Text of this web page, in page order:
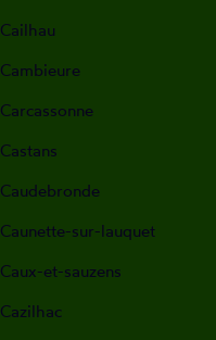
Cailhau
Cambieure
Carcassonne
Castans
Caudebronde
Caunette-sur-lauquet
Caux-et-sauzens
Cazilhac